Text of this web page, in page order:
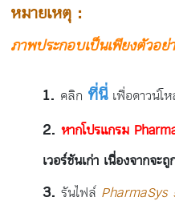
หมายเหตุ :
ภาพประกอบเป็นเพียงตัวอย่
คลิก ที่นี่เพื่อดาวน์โ
หากโปรแกรม
เวอร์ชันเก่า เนื่องจากจะ
รันไฟล์ PharmaSys